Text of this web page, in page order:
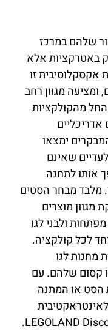
שלהם במרכז
באטרקציות אלא
אקסקלוסיבית זו
ומציעה מגוון רחב
מהקולקציות
ימצאו
שאינם
אותו לתחנה
מלבד מבחר הסטים
מגוון מוצרים
ולבני לגו
לכל קולקציה.
מחנות לגו
קסום שלהם. עם
הסט או המתנה
ומהנה בדיוק כמו שאר מרכז LEGOLAND Discovery.